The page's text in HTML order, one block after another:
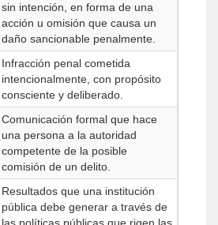
sin intención, en forma de una
acción u omisión que causa un
daño sancionable penalmente.
Infracción penal cometida
intencionalmente, con propósito
consciente y deliberado.
Comunicación formal que hace
una persona a la autoridad
competente de la posible
comisión de un delito.
Resultados que una institución
pública debe generar a través de